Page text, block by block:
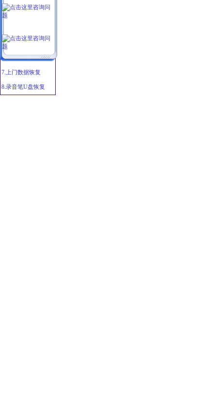
3.笔记本恢复
5.文档邮件恢复
6.服务器维修修复
7.上门数据恢复
8.录音笔U盘恢复